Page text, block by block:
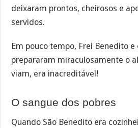
deixaram prontos, cheirosos e
servidos.
Em pouco tempo, Frei Benedito e
prepararam miraculosamente o
viam, era inacreditável!
O sangue dos pobres
Quando São Benedito era